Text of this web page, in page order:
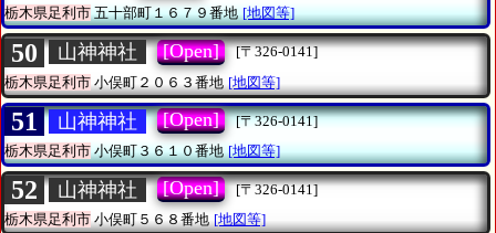
栃木県足利市五十部町１６７９番地 [地図等]
50 山神神社 [Open]
[〒326-0141]
栃木県足利市 小俣町２０６３番地 [地図等]
51 山神神社 [Open]
[〒326-0141]
栃木県足利市小俣町３６１０番地 [地図等]
52 山神神社 [Open]
[〒326-0141]
栃木県足利市小俣町５６８番地 [地図等]